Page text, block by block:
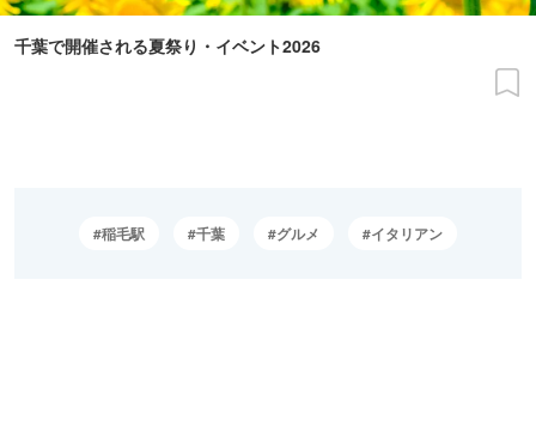
千葉で開催される夏祭り・イベント2026
稲毛駅 千葉 グルメ イタリアン